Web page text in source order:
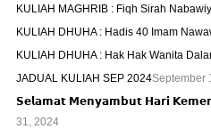
KULIAH MAGHRIB : Fiqh Sirah
KULIAH DHUHA : Hadis 40 Imam
KULIAH DHUHA : Hak Hak Wanita
JADUAL KULIAH SEP 2024September
𝗦𝗲𝗹𝗮𝗺𝗮𝘁 𝗠𝗲𝗻𝘆𝗮𝗺𝗯𝘂𝘁 𝗛𝗮𝗿𝗶
31, 2024